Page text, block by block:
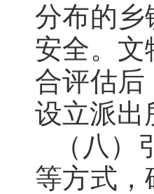
分布的乡
安全。文
合评估后
设立派出
（八
等方式 ，